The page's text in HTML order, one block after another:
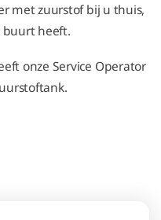
met zuurstof bij u thuis,
buurt heeft.
onze Service Operator